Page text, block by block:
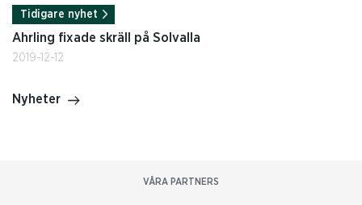
Tidigare nyhet
Ahrling fixade skräll på Solvalla
2019-12-12
Nyheter
VÅRA PARTNERS